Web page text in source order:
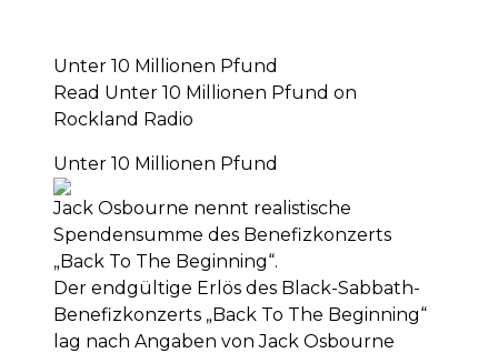
Unter 10 Millionen Pfund
Read Unter 10 Millionen Pfund on
Rockland Radio
Unter 10 Millionen Pfund
Jack Osbourne nennt realistische
Spendensumme des Benefizkonzerts
„Back To The Beginning“.
Der endgültige Erlös des Black-Sabbath-
Benefizkonzerts „Back To The Beginning“
lag nach Angaben von Jack Osbourne